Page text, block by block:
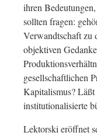
ihren
sollten fragen:
Verwandtschaft zu
objektiven
gesellschaftlichen
Kapitalismus? Läßt
institutionalisierte
Lektorski eröffnet